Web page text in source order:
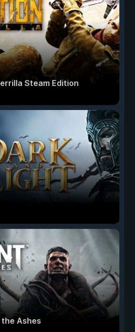
Steam Edition
the Ashes